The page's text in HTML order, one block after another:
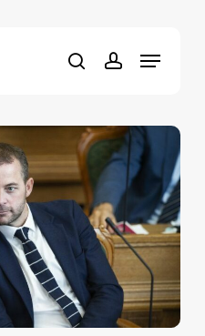
searchaccount
MenuClose